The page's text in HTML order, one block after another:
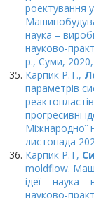
роектування
наука –
науково-
р., Суми,
Карпик Р.Т.,
параметрів
прогресивні
Міжнародної
листопада
Карпик Р.Т,
moldflow.
ідеї – наука
науково-